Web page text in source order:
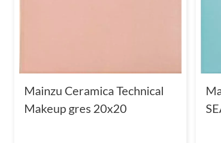
Mainzu Ceramica Technical
Makeup gres 20x20